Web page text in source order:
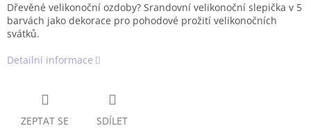
Dřevěné velikonoční ozdoby? Srandovní velikonoční slepička v 5
barvách jako dekorace pro pohodové prožití velikonočních
svátků.
Detailní informace
ZEPTAT SE SDÍLET